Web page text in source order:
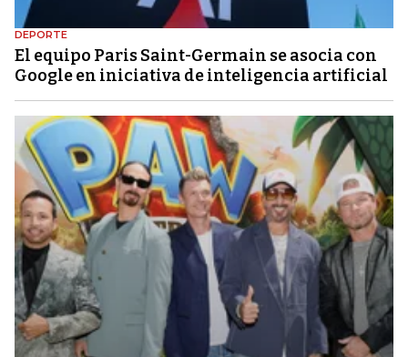
DEPORTE
El equipo Paris Saint-Germain se asocia con
Google en iniciativa de inteligencia artificial